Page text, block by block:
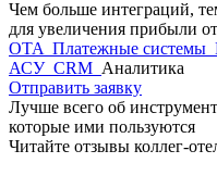
Чем больше интеграций,
для увеличения прибыли
OTA Платежные системы
АСУ CRM Аналитика
Отправить заявку
Лучше всего об
которые ими пользуются
Читайте отзывы коллег-